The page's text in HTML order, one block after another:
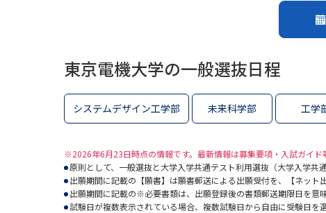
東京電機大学の一般選抜日程
システムデザイン工学部 未来科学部 工学
※2026年6月23日時点の情報です。最新情報は募集要項・入試ガイド
原則として、一般選抜と大学入学共通テスト利用選抜（大学入学共
出願期間に記載の【願書】は願書郵送による出願受付を、【ネット
出願期間に記載の※必要書類は、出願登録後の書類郵送期限日を意味
試験日が複数表示されている場合、複数試験日から自由に受験日